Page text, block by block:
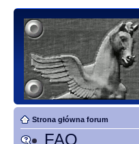
Strona główna forum
FAQ